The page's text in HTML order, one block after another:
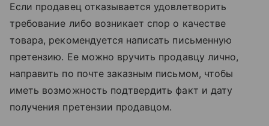
Если продавец отказывается удовлетворить
требование либо возникает спор о качестве
товара, рекомендуется написать письменную
претензию. Ее можно вручить продавцу лично,
направить по почте заказным письмом, чтобы
иметь возможность подтвердить факт и дату
получения претензии продавцом.